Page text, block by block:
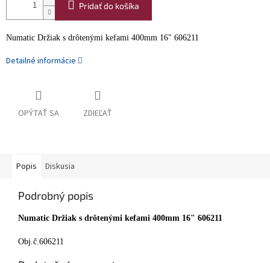
Pridať do košíka
Numatic Držiak s drôtenými kefami 400mm 16" 606211
Detailné informácie
OPÝTAŤ SA ZDIEĽAŤ
Popis Diskusia
Podrobný popis
Numatic Držiak s drôtenými kefami 400mm 16" 606211
Obj.č.606211